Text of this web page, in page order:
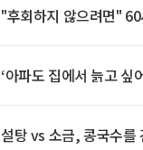
"후회하지 않으려면"
‘아파도 집에서 늙고
설탕 vs 소금, 콩국수를